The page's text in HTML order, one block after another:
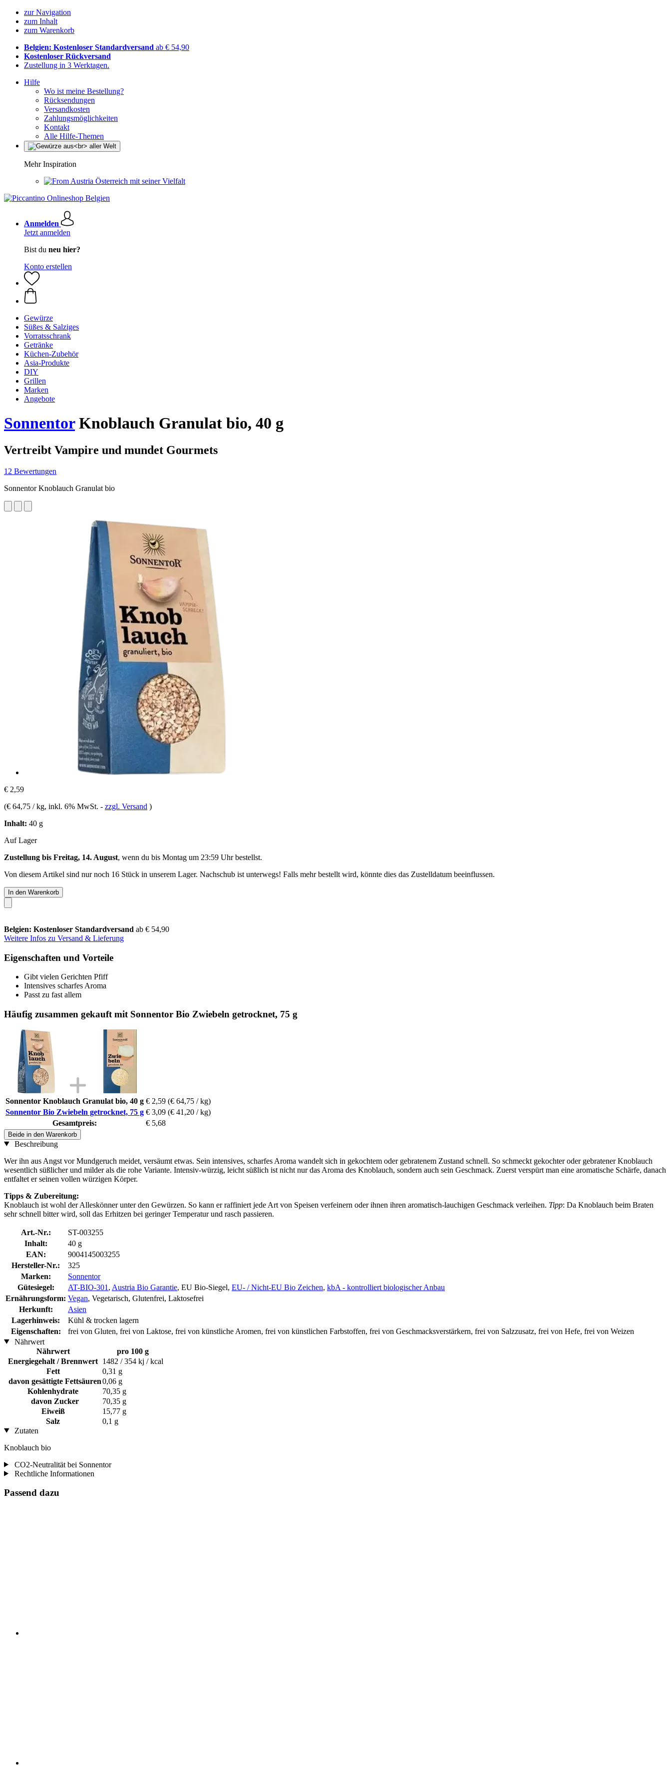
zur Navigation
zum Inhalt
zum Warenkorb
Belgien: Kostenloser Standardversand ab € 54,90
Kostenloser Rückversand
Zustellung in 3 Werktagen.
Hilfe
Wo ist meine Bestellung?
Rücksendungen
Versandkosten
Zahlungsmöglichkeiten
Kontakt
Alle Hilfe-Themen
Mehr Inspiration
Österreich mit seiner Vielfalt
Anmelden
Jetzt anmelden
Bist du neu hier?
Konto erstellen
Gewürze
Süßes & Salziges
Vorratsschrank
Getränke
Küchen-Zubehör
Asia-Produkte
DIY
Grillen
Marken
Angebote
SonnentorKnoblauch Granulat bio, 40 g
Vertreibt Vampire und mundet Gourmets
12 Bewertungen
Sonnentor Knoblauch Granulat bio
€ 2,59
(€ 64,75 / kg, inkl. 6% MwSt. - zzgl. Versand )
Inhalt: 40 g
Auf Lager
Zustellung bis Freitag, 14. August, wenn du bis Montag um 23:59 Uhrbestellst.
Von diesem Artikel sind nur noch 16 Stück in unserem Lager. Nachschub ist unterwegs! Falls mehr bestellt wird, könnte dies das Zustelldatum beeinflussen.
In den Warenkorb
Belgien: Kostenloser Standardversand ab € 54,90
Weitere Infos zu Versand & Lieferung
Eigenschaften und Vorteile
Gibt vielen Gerichten Pfiff
Intensives scharfes Aroma
Passt zu fast allem
Häufig zusammen gekauft mit Sonnentor Bio Zwiebeln getrocknet, 75 g
Sonnentor Knoblauch Granulat bio, 40 g € 2,59 (€ 64,75 / kg)
Sonnentor Bio Zwiebeln getrocknet, 75 g € 3,09 (€ 41,20 / kg)
Gesamtpreis:
€ 5,68
Beide in den Warenkorb
Beschreibung
Wer ihn aus Angst vor Mundgeruch meidet, versäumt etwas. Sein intensives, scharfes Aroma wandelt sich in gekochtem oder gebratenem Zustand schnell. So schmeckt gekochter oder gebratener Knoblauch
wesentlich süßlicher und milder als die rohe Variante. Intensiv-würzig, leicht süßlich ist nicht nur das Aroma des Knoblauch, sondern auch sein Geschmack. Zuerst verspürt man eine aromatische Schärfe, danach
entfaltet er seinen vollen würzigen Körper.
Tipps & Zubereitung:
Knoblauch ist wohl der Alleskönner unter den Gewürzen. So kann er raffiniert jede Art von Speisen verfeinern oder ihnen ihren aromatisch-lauchigen Geschmack verleihen. Tipp: Da Knoblauch beim Braten
sehr schnell bitter wird, soll das Erhitzen bei geringer Temperatur und rasch passieren.
Art.-Nr.:
ST-003255
Inhalt:
40 g
EAN:
9004145003255
Hersteller-Nr.:
325
Marken:
Sonnentor
Gütesiegel:
AT-BIO-301 , Austria Bio Garantie, EU Bio-Siegel, EU- / Nicht-EU Bio Zeichen, kbA - kontrolliert biologischer Anbau
Ernährungsform: Vegan, Vegetarisch, Glutenfrei, Laktosefrei
Herkunft:
Asien
Lagerhinweis:
Kühl & trocken lagern
Eigenschaften:
frei von Gluten, frei von Laktose, frei von künstliche Aromen, frei von künstlichen Farbstoffen, frei von Geschmacksverstärkern, frei von Salzzusatz, frei von Hefe, frei von Weizen
Nährwert
Nährwert
pro 100 g
Energiegehalt / Brennwert 1482 / 354 kj / kcal
Fett
0,31 g
davon gesättigte Fettsäuren0,06 g
Kohlenhydrate
70,35 g
davon Zucker
70,35 g
Eiweiß
15,77 g
Salz
0,1 g
Zutaten
Knoblauch bio
CO2-Neutralität bei Sonnentor
Rechtliche Informationen
Passend dazu